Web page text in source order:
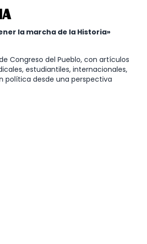
la marcha de la Historia»
Congreso del Pueblo, con artículos
estudiantiles, internacionales,
política desde una perspectiva